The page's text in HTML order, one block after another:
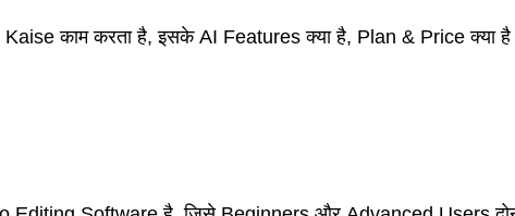
काम करता है, इसके AI Features क्या है, Plan & Price क्या